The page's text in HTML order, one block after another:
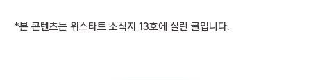
*본 콘텐츠는 위스타트 소식지 13호에 실린 글입니다.